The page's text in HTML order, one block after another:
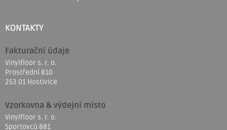
KONTAKTY
Fakturační údaje
Vinylfloor s. r. o.
Prostřední 810
253 01 Hostivice
Vzorkovna & výdejní místo
Vinylfloor s. r. o.
Sportovců 881